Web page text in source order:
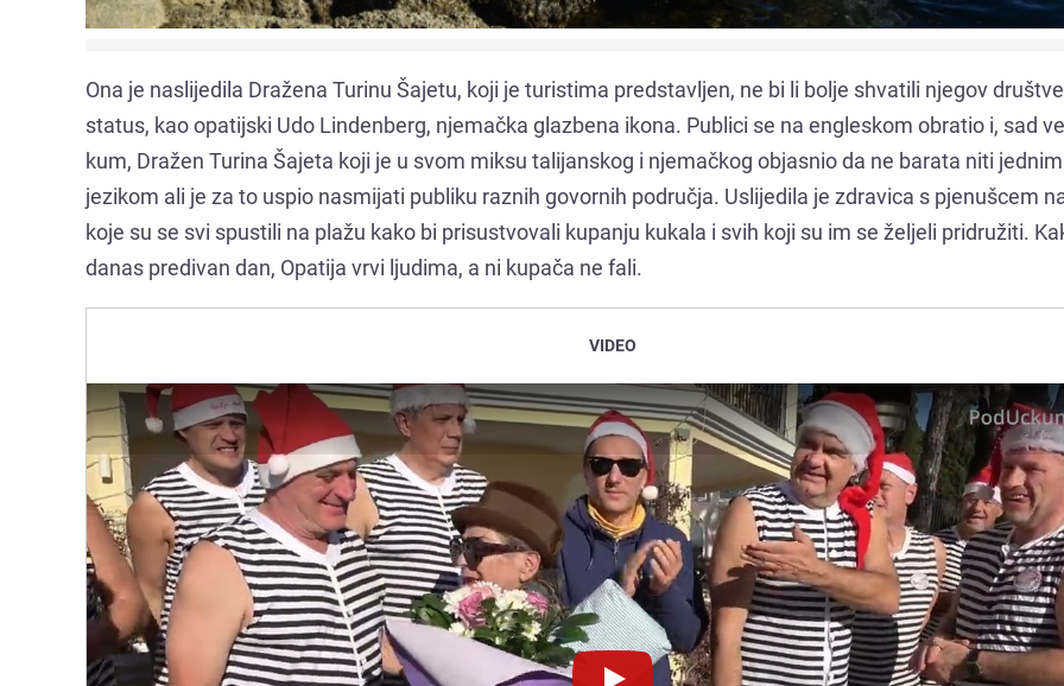
Ona je naslijedila Dražena Turinu Šajetu, koji je turistima predstavljen, ne bi li bolje shvatili njegov
status, kao opatijski Udo Lindenberg, njemačka glazbena ikona. Publici se na engleskom obratio i, sad
kum, Dražen Turina Šajeta koji je u svom miksu talijanskog i njemačkog objasnio da ne barata niti jednim
jezikom ali je za to uspio nasmijati publiku raznih govornih područja. Uslijedila je zdravica s pjenušcem
koje su se svi spustili na plažu kako bi prisustvovali kupanju kukala i svih koji su im se željeli pridružiti.
danas predivan dan, Opatija vrvi ljudima, a ni kupača ne fali.
VIDEO